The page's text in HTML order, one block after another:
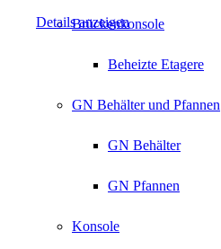
Brückenkonsole
Beheizte Etagere
GN Behälter und Pfannen
GN Behälter
GN Pfannen
Konsole
Details anzeigen